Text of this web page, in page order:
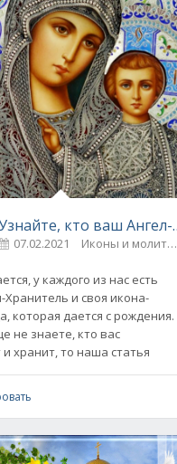
кто ваш
07.02.2021 Иконы и молитвы
у каждого из нас есть
Хранитель и своя икона-
которая дается с рождения.
не знаете, кто вас
и хранит, то наша статья